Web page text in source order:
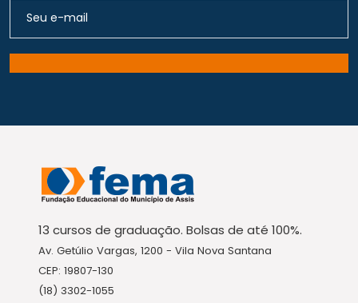
13 cursos de graduação. Bolsas de até 100%.
Av. Getúlio Vargas, 1200 - Vila Nova Santana
CEP: 19807-130
(18) 3302-1055